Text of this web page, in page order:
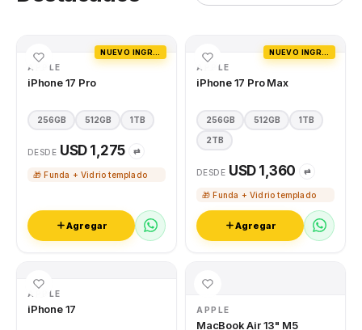
APPLE
iPhone 17 Pro
256GB 512GB 1TB
DESDE USD 1,275 ⇄
🎁 Funda + Vidrio templado
Agregar
APPLE
iPhone 17 Pro Max
256GB 512GB 1TB
2TB
DESDE USD 1,360 ⇄
🎁 Funda + Vidrio templado
Agregar
APPLE
iPhone 17 APPLE
MacBook Air 13" M5